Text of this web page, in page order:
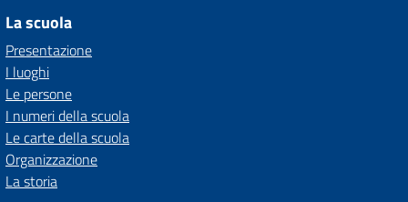
La scuola
Presentazione
I luoghi
Le persone
I numeri della scuola
Le carte della scuola
Organizzazione
La storia